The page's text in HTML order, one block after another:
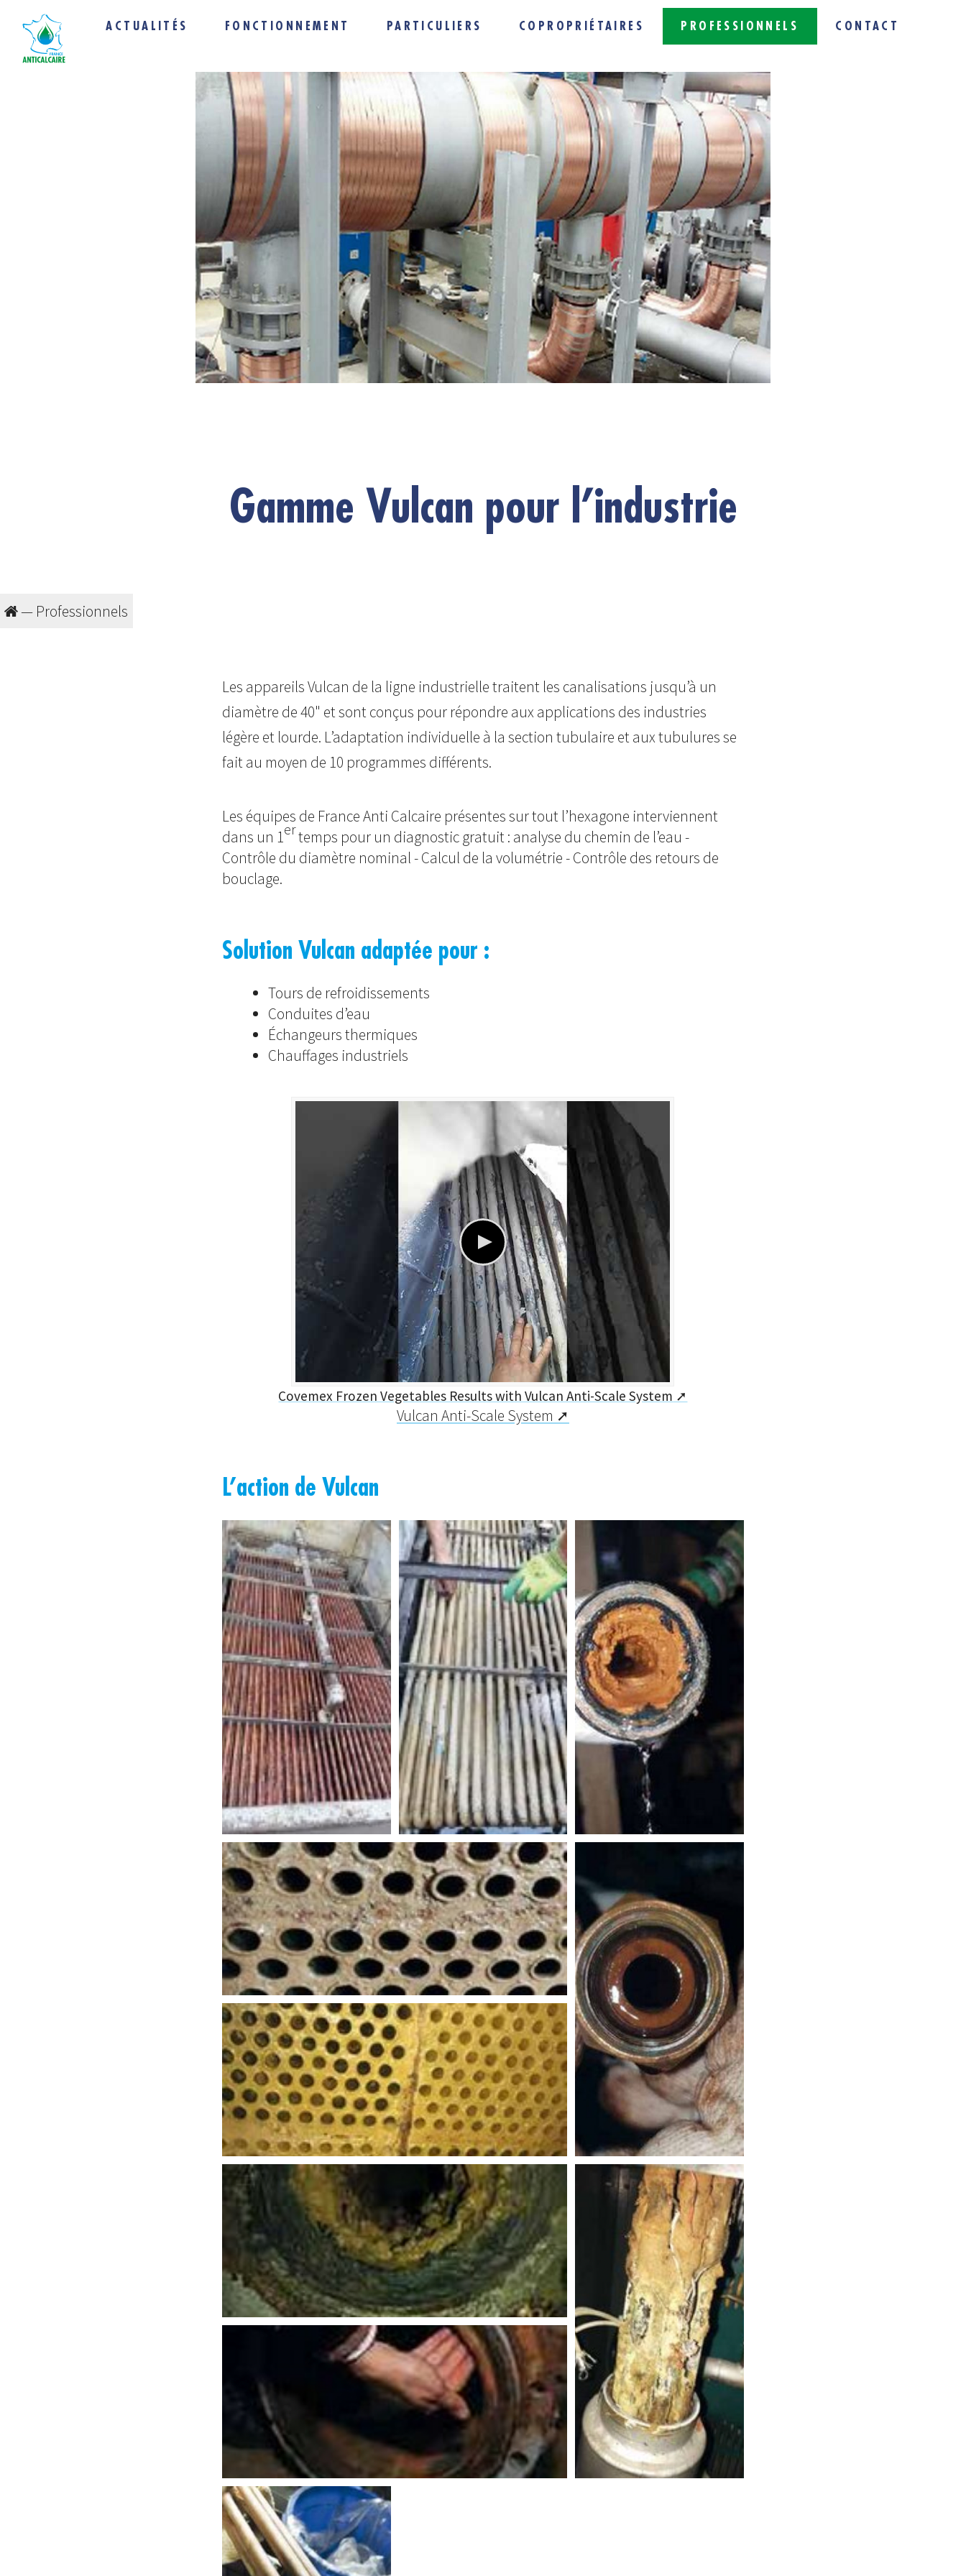
ACTUALITÉS FONCTIONNEMENT PARTICULIERS COPROPRIÉTAIRES PROFESSIONNELS CONTACT
Gamme Vulcan pour l’industrie
— Professionnels
Les appareils Vulcan de la ligne industrielle traitent les canalisations jusqu’à un
diamètre de 40" et sont conçus pour répondre aux applications des industries
légère et lourde. L’adaptation individuelle à la section tubulaire et aux tubulures se
fait au moyen de 10 programmes différents.
Les équipes de France Anti Calcaire présentes sur tout l’hexagone interviennent
dans un 1ertemps pour un diagnostic gratuit : analyse du chemin de l’eau -
Contrôle du diamètre nominal - Calcul de la volumétrie - Contrôle des retours de
bouclage.
Solution Vulcan adaptée pour :
Tours de refroidissements
Conduites d’eau
Échangeurs thermiques
Chauffages industriels
Covemex Frozen Vegetables Results with Vulcan Anti-Scale System
Vulcan Anti-Scale System
L’action de Vulcan